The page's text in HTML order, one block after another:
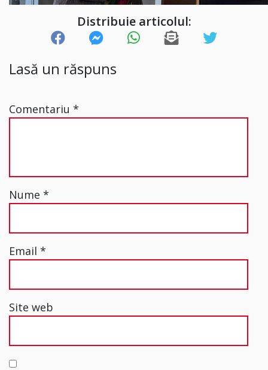
Distribuie articolul:
Lasă un răspuns
Comentariu *
Nume *
Email *
Site web